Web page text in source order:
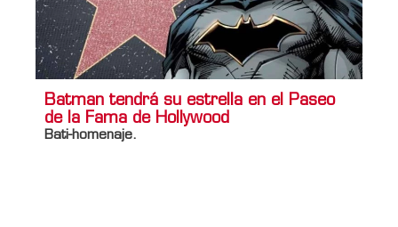
Batman tendrá su estrella en el Paseo
de la Fama de Hollywood
Bati-homenaje.